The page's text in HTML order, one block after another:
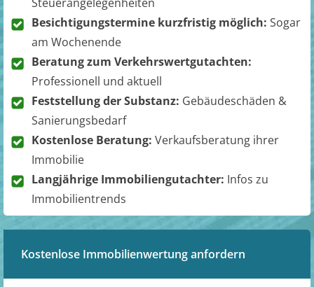
Besichtigungstermine kurzfristig möglich: Sogar
am Wochenende
Beratung zum Verkehrswertgutachten:
Professionell und aktuell
Feststellung der Substanz: Gebäudeschäden &
Sanierungsbedarf
Kostenlose Beratung: Verkaufsberatung ihrer
Immobilie
Langjährige Immobiliengutachter: Infos zu
Immobilientrends
Kostenlose Immobilienwertung anfordern